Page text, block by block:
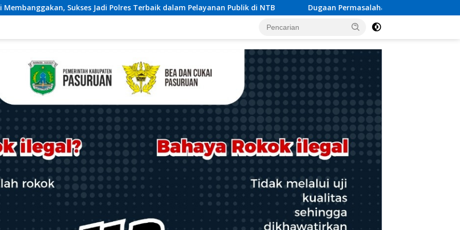
dalam Pelayanan Publik di NTB Dugaan Permasalahan Limbah SPPG Saketi, FORJA Banten Dorong BGN Lakukan